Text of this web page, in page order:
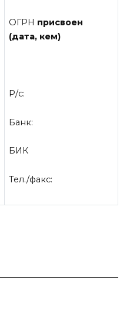
ОГРН присвоен
(дата, кем)
Р/с:
Банк:
БИК
Тел./факс: